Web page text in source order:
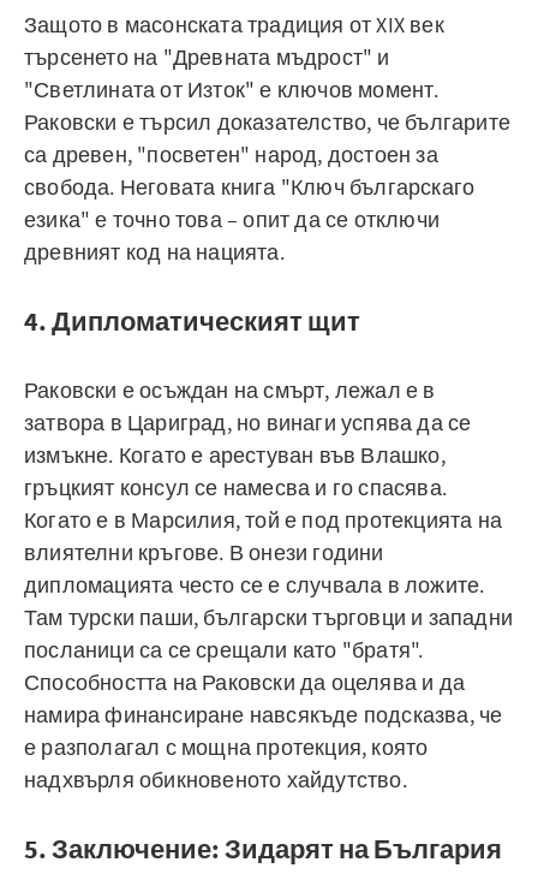
Защото в масонската традиция от XIX век
търсенето на "Древната мъдрост" и
"Светлината от Изток" е ключов момент.
Раковски е търсил доказателство, че българите
са древен, "посветен" народ, достоен за
свобода. Неговата книга "Ключ българскаго
езика" е точно това – опит да се отключи
древният код на нацията.
4. Дипломатическият щит
Раковски е осъждан на смърт, лежал е в
затвора в Цариград, но винаги успява да се
измъкне. Когато е арестуван във Влашко,
гръцкият консул се намесва и го спасява.
Когато е в Марсилия, той е под протекцията на
влиятелни кръгове. В онези години
дипломацията често се е случвала в ложите.
Там турски паши, български търговци и западни
посланици са се срещали като "братя".
Способността на Раковски да оцелява и да
намира финансиране навсякъде подсказва, че
е разполагал с мощна протекция, която
надхвърля обикновеното хайдутство.
5. Заключение: Зидарят на България